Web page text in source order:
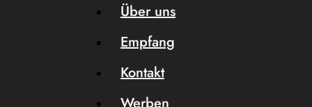
Über uns
Empfang
Kontakt
Werben